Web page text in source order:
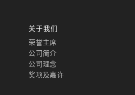
关于我们
荣誉主席
公司简介
公司理念
奖项及嘉许